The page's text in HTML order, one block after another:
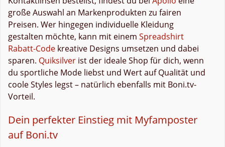
große Auswahl an Markenprodukten zu fairen
Preisen. Wer hingegen individuelle Kleidung
gestalten möchte, kann mit einem Spreadshirt
Rabatt-Code kreative Designs umsetzen und dabei
sparen. Quiksilver ist der ideale Shop für dich, wenn
du sportliche Mode liebst und Wert auf Qualität und
coole Styles legst – natürlich ebenfalls mit Boni.tv-
Vorteil.
Dein perfekter Einstieg mit Myfamposter
auf Boni.tv